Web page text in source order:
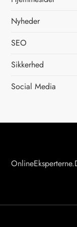
i
n
d
d
e
n
Nyheder
SEO
Sikkerhed
Social Media